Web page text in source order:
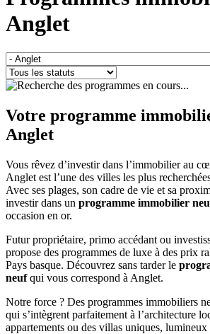
Anglet
Votre programme
Anglet
Vous rêvez d’investir dans l’immobilier au
Anglet est l’une des villes les plus
Avec ses plages, son cadre de vie et sa
investir dans un programme immobilier
occasion en or.
Futur propriétaire, primo accédant ou
propose des programmes de luxe à des prix
Pays basque. Découvrez sans tarder le
neufqui vous correspond à Anglet.
Notre force ? Des programmes immobiliers
qui s’intègrent parfaitement à l’architecture
appartements ou des villas uniques, lumineux